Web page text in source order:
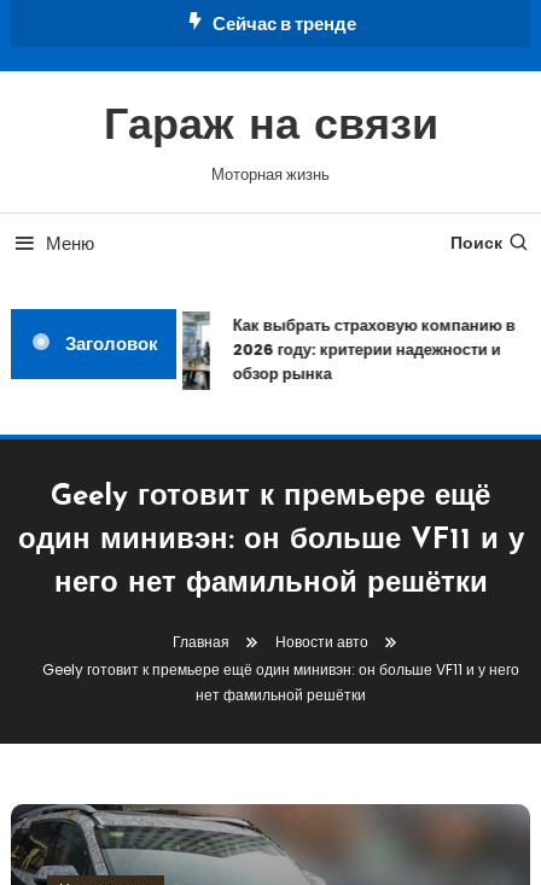
Сейчас в тренде
Гараж на связи
Моторная жизнь
Меню Поиск
Заголовок
Как выбрать страховую компанию в
2026 году: критерии надежности и
обзор рынка
Geely готовит к премьере ещё
один минивэн: он больше VF11 и у
него нет фамильной решётки
Главная
Новости авто
Geely готовит к премьере ещё один минивэн: он больше VF11 и у него
нет фамильной решётки